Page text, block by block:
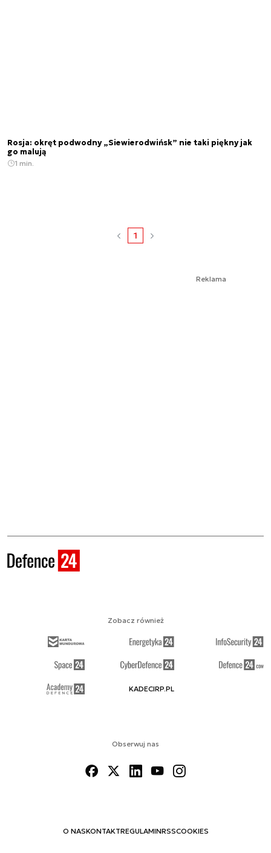
Rosja: okręt podwodny „Siewierodwińsk” nie taki piękny jak
go malują
1 min.
1
Reklama
Obserwuj nas
O NASKONTAKTREGULAMINRSSCOOKIES
Zobacz również
KADECIRP.PL